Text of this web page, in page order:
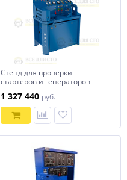
Стенд для проверки
стартеров и генераторов
1 327 440 руб.